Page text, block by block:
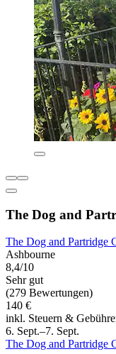
The Dog and
The Dog and Partridge
Ashbourne
8,4/10
Sehr gut
(279 Bewertungen)
140 €
inkl. Steuern &
6. Sept.–7. Sept.
The Dog and Partridge